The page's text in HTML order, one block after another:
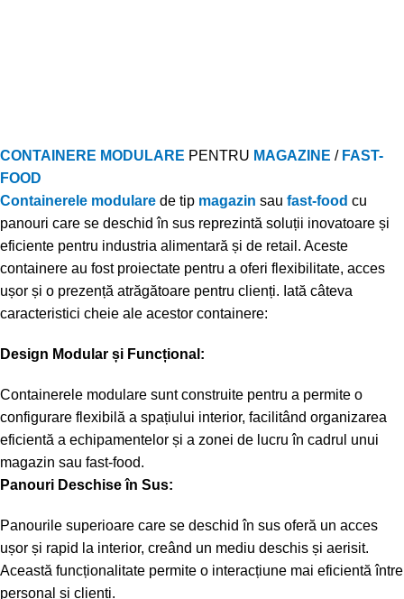
CONTAINERE MODULARE PENTRU MAGAZINE / FAST-
FOOD
Containerele modulare de tip magazin sau fast-food cu
panouri care se deschid în sus reprezintă soluții inovatoare și
eficiente pentru industria alimentară și de retail. Aceste
containere au fost proiectate pentru a oferi flexibilitate, acces
ușor și o prezență atrăgătoare pentru clienți. Iată câteva
caracteristici cheie ale acestor containere:
Design Modular și Funcțional:
Containerele modulare sunt construite pentru a permite o
configurare flexibilă a spațiului interior, facilitând organizarea
eficientă a echipamentelor și a zonei de lucru în cadrul unui
magazin sau fast-food.
Panouri Deschise în Sus:
Panourile superioare care se deschid în sus oferă un acces
ușor și rapid la interior, creând un mediu deschis și aerisit.
Această funcționalitate permite o interacțiune mai eficientă între
personal și clienți.